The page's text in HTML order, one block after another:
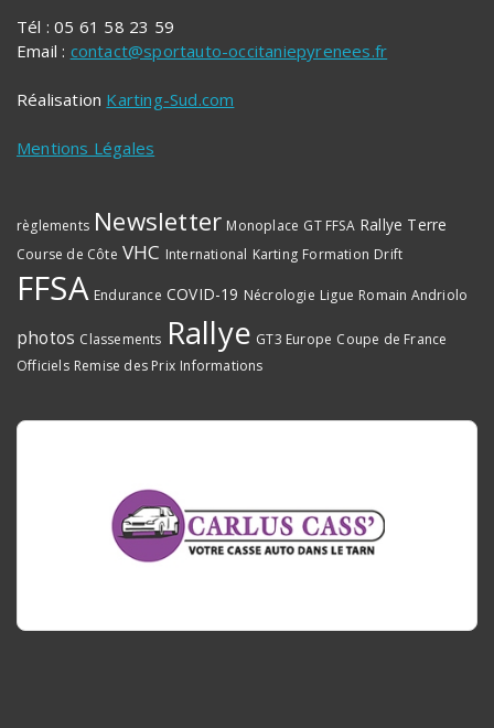
Tél : 05 61 58 23 59
Email : contact@sportauto-occitaniepyrenees.fr
Réalisation Karting-Sud.com
Mentions Légales
règlements Newsletter Monoplace GT FFSA Rallye Terre
Course de Côte VHC International Karting Formation Drift
FFSA Endurance COVID-19 Nécrologie Ligue Romain Andriolo
photos Classements Rallye GT3 Europe Coupe de France
Officiels Remise des Prix Informations